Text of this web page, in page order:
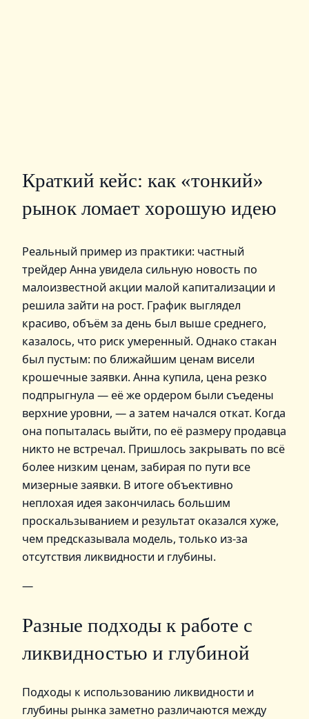
Краткий кейс: как «тонкий»
рынок ломает хорошую идею
Реальный пример из практики: частный
трейдер Анна увидела сильную новость по
малоизвестной акции малой капитализации и
решила зайти на рост. График выглядел
красиво, объём за день был выше среднего,
казалось, что риск умеренный. Однако стакан
был пустым: по ближайшим ценам висели
крошечные заявки. Анна купила, цена резко
подпрыгнула — её же ордером были съедены
верхние уровни, — а затем начался откат. Когда
она попыталась выйти, по её размеру продавца
никто не встречал. Пришлось закрывать по всё
более низким ценам, забирая по пути все
мизерные заявки. В итоге объективно
неплохая идея закончилась большим
проскальзыванием и результат оказался хуже,
чем предсказывала модель, только из‑за
отсутствия ликвидности и глубины.
—
Разные подходы к работе с
ликвидностью и глубиной
Подходы к использованию ликвидности и
глубины рынка заметно различаются между